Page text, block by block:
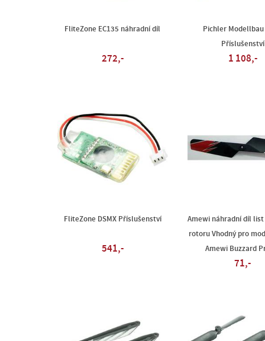
FliteZone EC135 náhradní díl
272,-
Pichler
Příslušenství
1 108,-
FliteZone DSMX Příslušenství
541,-
Amewi náhradní díl list
rotoru Vhodný pro
Amewi Buzzard
71,-